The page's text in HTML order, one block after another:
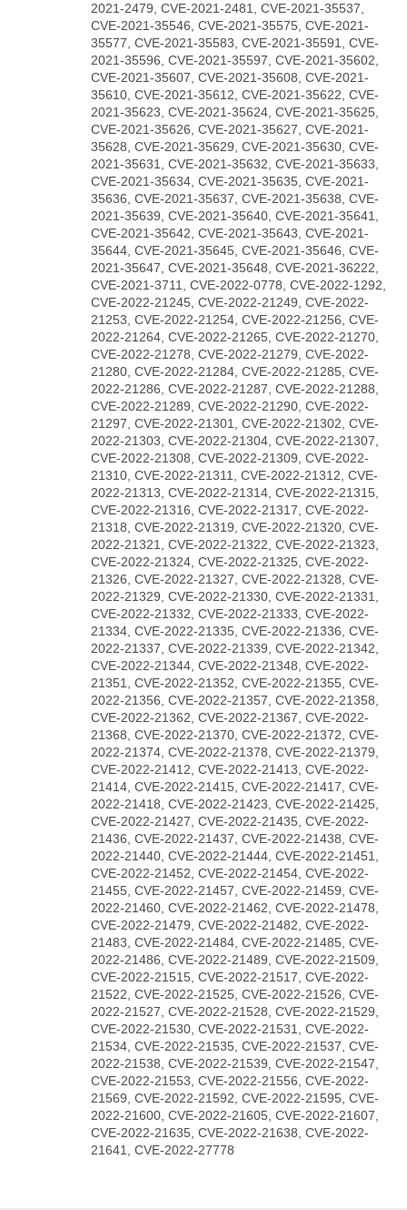
2021-2479, CVE-2021-2481, CVE-2021-35537,
CVE-2021-35546, CVE-2021-35575, CVE-2021-
35577, CVE-2021-35583, CVE-2021-35591, CVE-
2021-35596, CVE-2021-35597, CVE-2021-35602,
CVE-2021-35607, CVE-2021-35608, CVE-2021-
35610, CVE-2021-35612, CVE-2021-35622, CVE-
2021-35623, CVE-2021-35624, CVE-2021-35625,
CVE-2021-35626, CVE-2021-35627, CVE-2021-
35628, CVE-2021-35629, CVE-2021-35630, CVE-
2021-35631, CVE-2021-35632, CVE-2021-35633,
CVE-2021-35634, CVE-2021-35635, CVE-2021-
35636, CVE-2021-35637, CVE-2021-35638, CVE-
2021-35639, CVE-2021-35640, CVE-2021-35641,
CVE-2021-35642, CVE-2021-35643, CVE-2021-
35644, CVE-2021-35645, CVE-2021-35646, CVE-
2021-35647, CVE-2021-35648, CVE-2021-36222,
CVE-2021-3711, CVE-2022-0778, CVE-2022-1292,
CVE-2022-21245, CVE-2022-21249, CVE-2022-
21253, CVE-2022-21254, CVE-2022-21256, CVE-
2022-21264, CVE-2022-21265, CVE-2022-21270,
CVE-2022-21278, CVE-2022-21279, CVE-2022-
21280, CVE-2022-21284, CVE-2022-21285, CVE-
2022-21286, CVE-2022-21287, CVE-2022-21288,
CVE-2022-21289, CVE-2022-21290, CVE-2022-
21297, CVE-2022-21301, CVE-2022-21302, CVE-
2022-21303, CVE-2022-21304, CVE-2022-21307,
CVE-2022-21308, CVE-2022-21309, CVE-2022-
21310, CVE-2022-21311, CVE-2022-21312, CVE-
2022-21313, CVE-2022-21314, CVE-2022-21315,
CVE-2022-21316, CVE-2022-21317, CVE-2022-
21318, CVE-2022-21319, CVE-2022-21320, CVE-
2022-21321, CVE-2022-21322, CVE-2022-21323,
CVE-2022-21324, CVE-2022-21325, CVE-2022-
21326, CVE-2022-21327, CVE-2022-21328, CVE-
2022-21329, CVE-2022-21330, CVE-2022-21331,
CVE-2022-21332, CVE-2022-21333, CVE-2022-
21334, CVE-2022-21335, CVE-2022-21336, CVE-
2022-21337, CVE-2022-21339, CVE-2022-21342,
CVE-2022-21344, CVE-2022-21348, CVE-2022-
21351, CVE-2022-21352, CVE-2022-21355, CVE-
2022-21356, CVE-2022-21357, CVE-2022-21358,
CVE-2022-21362, CVE-2022-21367, CVE-2022-
21368, CVE-2022-21370, CVE-2022-21372, CVE-
2022-21374, CVE-2022-21378, CVE-2022-21379,
CVE-2022-21412, CVE-2022-21413, CVE-2022-
21414, CVE-2022-21415, CVE-2022-21417, CVE-
2022-21418, CVE-2022-21423, CVE-2022-21425,
CVE-2022-21427, CVE-2022-21435, CVE-2022-
21436, CVE-2022-21437, CVE-2022-21438, CVE-
2022-21440, CVE-2022-21444, CVE-2022-21451,
CVE-2022-21452, CVE-2022-21454, CVE-2022-
21455, CVE-2022-21457, CVE-2022-21459, CVE-
2022-21460, CVE-2022-21462, CVE-2022-21478,
CVE-2022-21479, CVE-2022-21482, CVE-2022-
21483, CVE-2022-21484, CVE-2022-21485, CVE-
2022-21486, CVE-2022-21489, CVE-2022-21509,
CVE-2022-21515, CVE-2022-21517, CVE-2022-
21522, CVE-2022-21525, CVE-2022-21526, CVE-
2022-21527, CVE-2022-21528, CVE-2022-21529,
CVE-2022-21530, CVE-2022-21531, CVE-2022-
21534, CVE-2022-21535, CVE-2022-21537, CVE-
2022-21538, CVE-2022-21539, CVE-2022-21547,
CVE-2022-21553, CVE-2022-21556, CVE-2022-
21569, CVE-2022-21592, CVE-2022-21595, CVE-
2022-21600, CVE-2022-21605, CVE-2022-21607,
CVE-2022-21635, CVE-2022-21638, CVE-2022-
21641, CVE-2022-27778